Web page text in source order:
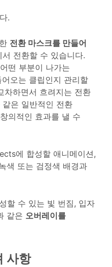
.
전환 마스크를 만들어
전환할 수 있습니다.
떤 부분이 나가는
오는 클립인지 관리할
차하면서 흐려지는 전환
은 일반적인 전환
의적인 효과를 낼 수
에 합성할 애니메이션,
색 또는 검정색 배경과
할 수 있는 빛 번짐, 입자
같은 오버레이를
사항